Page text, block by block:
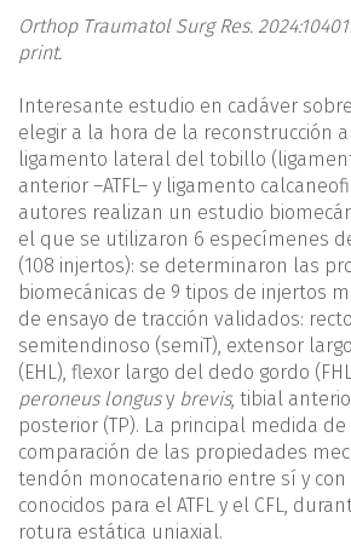
Orthop Traumatol Surg Res.
print.
Interesante estudio en cadáver
elegir a la hora de la reconstrucción
ligamento lateral del tobillo
anterior –ATFL– y ligamento
autores realizan un estudio
el que se utilizaron 6 especímenes
(108 injertos): se determinaron las
biomecánicas de 9 tipos de injertos
de ensayo de tracción validados:
semitendinoso (semiT), extensor
(EHL), flexor largo del dedo gordo
peroneus longusy brevis, tibial
posterior (TP). La principal medida
comparación de las propiedades
tendón monocatenario entre sí y con
conocidos para el ATFL y el CFL,
rotura estática uniaxial.